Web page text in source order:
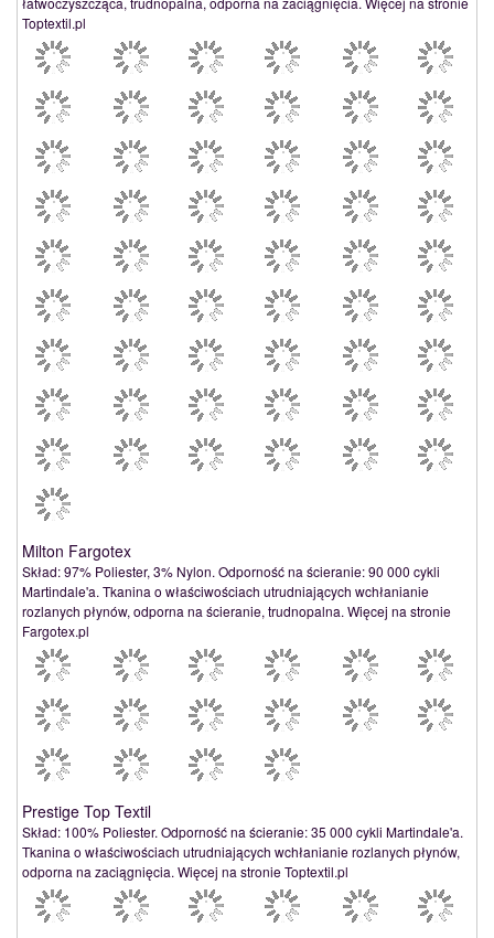
Toptextil.pl
Milton Fargotex
Skład: 97% Poliester, 3% Nylon. Odporność na ścieranie: 90 000 cykli
Martindale'a. Tkanina o właściwościach utrudniających wchłanianie
rozlanych płynów, odporna na ścieranie, trudnopalna. Więcej na stronie
Fargotex.pl
Prestige Top Textil
Skład: 100% Poliester. Odporność na ścieranie: 35 000 cykli Martindale'a.
Tkanina o właściwościach utrudniających wchłanianie rozlanych płynów,
odporna na zaciągnięcia. Więcej na stronie Toptextil.pl